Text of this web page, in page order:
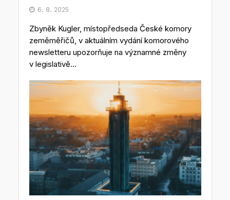
6. 8. 2025
Zbyněk Kugler, místopředseda České komory
zeměměřičů, v aktuálním vydání komorového
newsletteru upozorňuje na významné změny
v legislativě...